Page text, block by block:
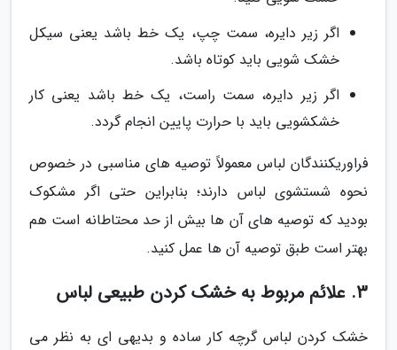
اگر زیر دایره، سمت چپ، یک خط باشد یعنی سیکل
خشک شویی باید کوتاه باشد.
اگر زیر دایره، سمت راست، یک خط باشد یعنی کار
خشکشویی باید با حرارت پایین انجام گردد.
فراوریکنندگان لباس معمولاً توصیه های مناسبی در خصوص
نحوه شستشوی لباس دارند؛ بنابراین حتی اگر مشکوک
بودید که توصیه های آن ها بیش از حد محتاطانه است هم
بهتر است طبق توصیه آن ها عمل کنید.
3. علائم مربوط به خشک کردن طبیعی لباس
خشک کردن لباس گرچه کار ساده و بدیهی ای به نظر می